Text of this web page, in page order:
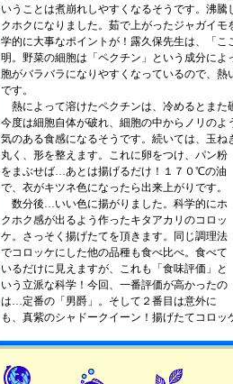
いうことは煮崩れしやすくなるそうです。沸
クホクになりました。茹で上がったジャガイ
学的に大事なポイントが！露久保先生は、「
明。野菜の細胞は「ペクチン」という成分に
胞がバラバラになりやすくなっているので、
です。
熱によって溶けたペクチンは、冷めるとまた
今度は細胞自体が破れ、細胞の中からノリの
気のある食感になるそうです。続いては、玉ね
丸く、形を整えます。 これに卵をつけ、パン粉
をまぶせば…あとは揚げるだけ！１７０℃の油
で、衣がキツネ色になったら出来上がりです。
数分後…いい色に揚がりました。科学的にホ
クホク感が出るよう作ったキタアカリのコロッ
ケ。さっそく揚げたてを頂きます。同じ調理法
でコロッケにした他の品種も食べ比べ。食べて
いるだけに見えますが、これも「食味評価」と
いう立派な科学！今回、一番評価が高かったの
は…定番の「男爵」。そして２番目は意外に
も、真紫のシャドークイーン！揚げたてコロッ